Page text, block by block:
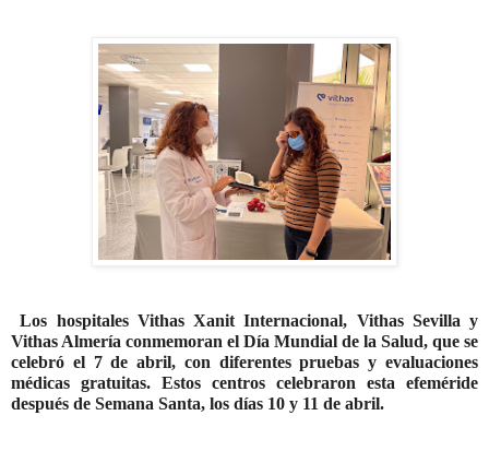
Los hospitales Vithas Xanit Internacional, Vithas Sevilla y
Vithas Almería conmemoran el Día Mundial de la Salud, que se
celebró el 7 de abril, con diferentes pruebas y evaluaciones
médicas gratuitas. Estos centros celebraron esta efeméride
después de Semana Santa, los días 10 y 11 de abril.